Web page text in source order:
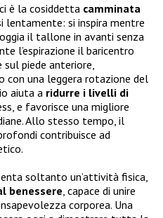
è la cosiddetta camminata
lentamente: si inspira mentre
il tallone in avanti senza
l’espirazione il baricentro
piede anteriore,
con una leggera rotazione del
aiuta a ridurre i livelli di
e favorisce una migliore
Allo stesso tempo, il
contribuisce ad
soltanto un’attività fisica,
benessere , capace di unire
corporea. Una